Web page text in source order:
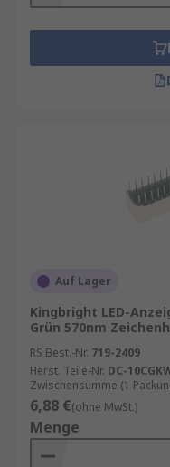
Auf Lager
Kingbright LED-
Grün 570nm
RS Best.-Nr. 719-2409
Herst. Teile-Nr. DC-
Zwischensumme (1
6,88 €(ohne MwSt.)
Menge